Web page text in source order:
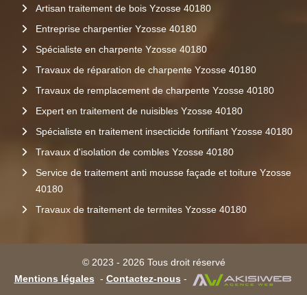
Artisan traitement de bois Yzosse 40180
Entreprise charpentier Yzosse 40180
Spécialiste en charpente Yzosse 40180
Travaux de réparation de charpente Yzosse 40180
Travaux de remplacement de charpente Yzosse 40180
Expert en traitement de nuisibles Yzosse 40180
Spécialiste en traitement insecticide fortifiant Yzosse 40180
Travaux d'isolation de combles Yzosse 40180
Service de traitement anti mousse façade et toiture Yzosse
40180
Travaux de traitement de termites Yzosse 40180
© 2023 - 2026 Tous droit réservé
Mentions légales - Contactez-nous -